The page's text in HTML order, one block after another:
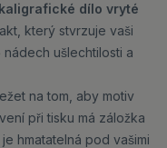
kaligrafické dílo vryté
který stvrzuje vaši
ušlechtilosti a
na tom, aby motiv
při tisku má záložka
hmatatelná pod vašimi